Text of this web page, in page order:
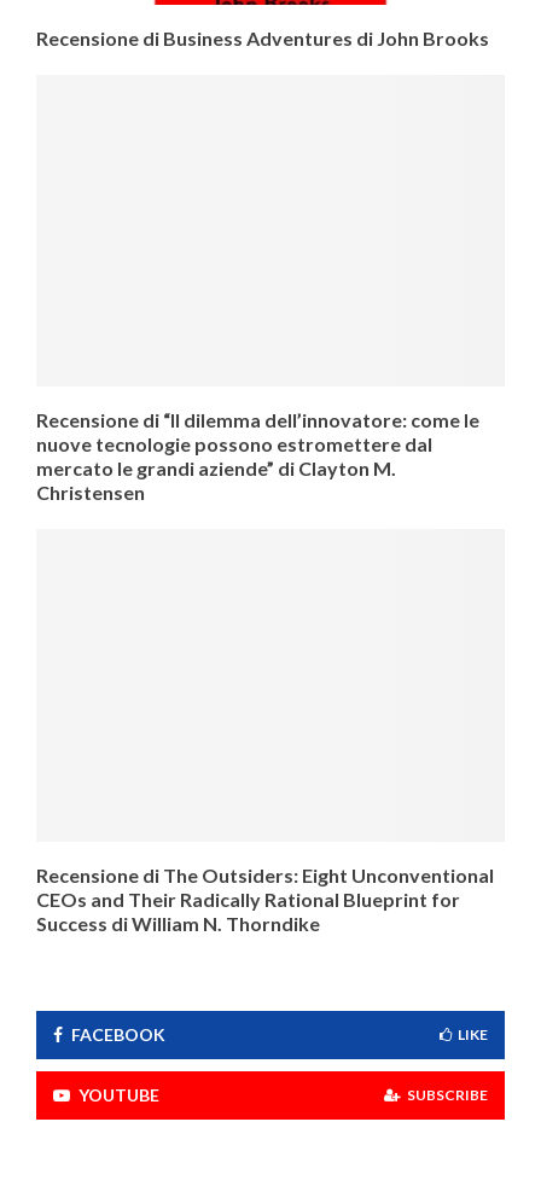
Recensione di Business Adventures di John Brooks
Recensione di “Il dilemma dell’innovatore: come le
nuove tecnologie possono estromettere dal
mercato le grandi aziende” di Clayton M.
Christensen
Recensione di The Outsiders: Eight Unconventional
CEOs and Their Radically Rational Blueprint for
Success di William N. Thorndike
FACEBOOK LIKE
YOUTUBE SUBSCRIBE